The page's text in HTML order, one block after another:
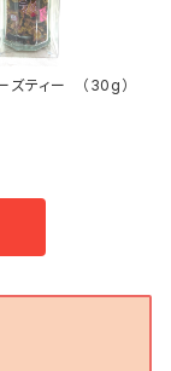
ズティー （30g）